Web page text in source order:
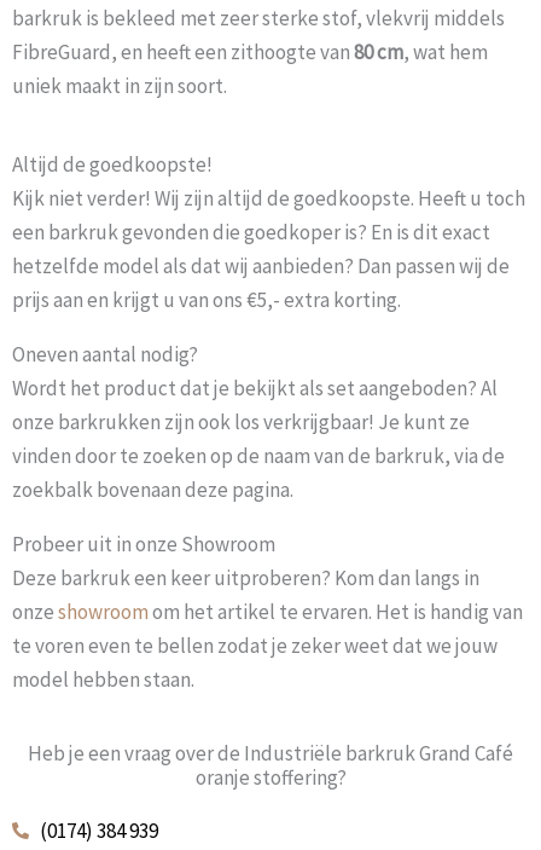
barkruk is bekleed met zeer sterke stof, vlekvrij middels
FibreGuard, en heeft een zithoogte van80 cm, wat hem
uniek maakt in zijn soort.
Altijd de goedkoopste!
Kijk niet verder! Wij zijn altijd de goedkoopste. Heeft u toch
een barkruk gevonden die goedkoper is? En is dit exact
hetzelfde model als dat wij aanbieden? Dan passen wij de
prijs aan en krijgt u van ons €5,- extra korting.
Oneven aantal nodig?
Wordt het product dat je bekijkt als set aangeboden? Al
onze barkrukken zijn ook los verkrijgbaar! Je kunt ze
vinden door te zoeken op de naam van de barkruk, via de
zoekbalk bovenaan deze pagina.
Probeer uit in onze Showroom
Deze barkruk een keer uitproberen? Kom dan langs in
onzeshowroomom het artikel te ervaren. Het is handig van
te voren even te bellen zodat je zeker weet dat we jouw
model hebben staan.
Heb je een vraag over de Industriële barkruk Grand Café
oranje stoffering?
(0174) 384 939